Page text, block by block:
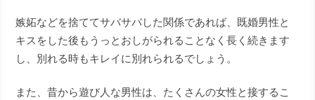
嫉妬などを捨ててサバサバした関係であれば、既婚男性と
キスをした後もうっとおしがられることなく長く続きます
し、別れる時もキレイに別れられるでしょう。
また、昔から遊び人な男性は、たくさんの女性と接するこ